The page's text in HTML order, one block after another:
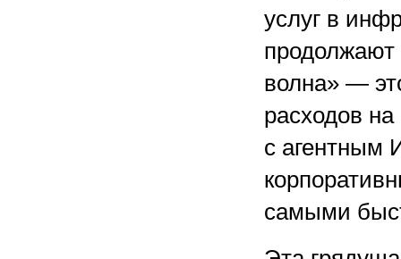
услуг в
продолжают
волна» —
расходов
с агентным
самыми